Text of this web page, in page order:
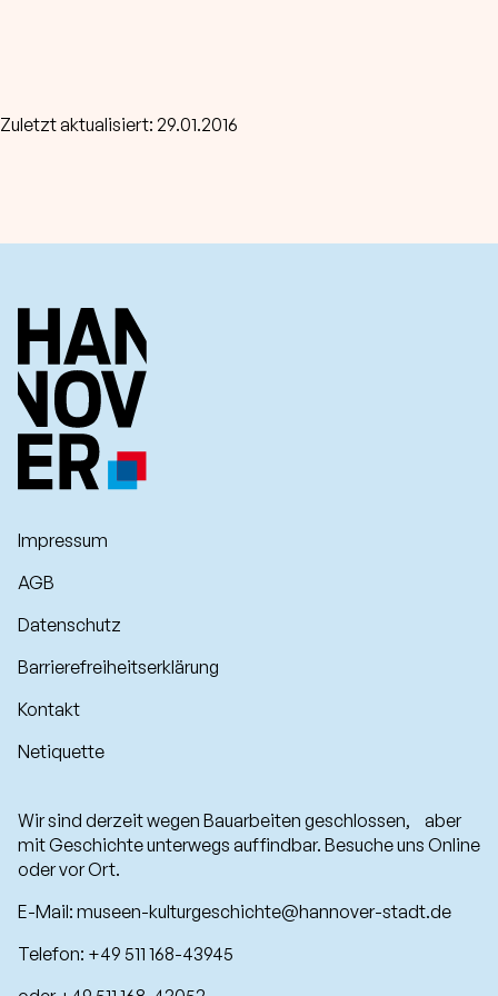
Zuletzt aktualisiert: 29.01.2016
Impressum
AGB
Datenschutz
Barrierefreiheitserklärung
Kontakt
Netiquette
Wir sind derzeit wegen Bauarbeiten geschlossen, aber
mit Geschichte unterwegs auffindbar. Besuche uns Online
oder vor Ort.
E-Mail: museen-kulturgeschichte@hannover-stadt.de
Telefon: +49 511 168-43945